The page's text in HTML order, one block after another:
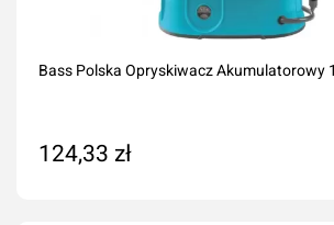
Bass Polska Opryskiwacz Akumulatorowy
124,33 zł